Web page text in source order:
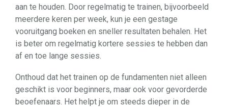
aan te houden. Door regelmatig te trainen, bijvoorbeeld
meerdere keren per week, kun je een gestage
vooruitgang boeken en sneller resultaten behalen. Het
is beter om regelmatig kortere sessies te hebben dan
af en toe lange sessies.
Onthoud dat het trainen op de fundamenten niet alleen
geschikt is voor beginners, maar ook voor gevorderde
beoefenaars. Het helpt je om steeds dieper in de